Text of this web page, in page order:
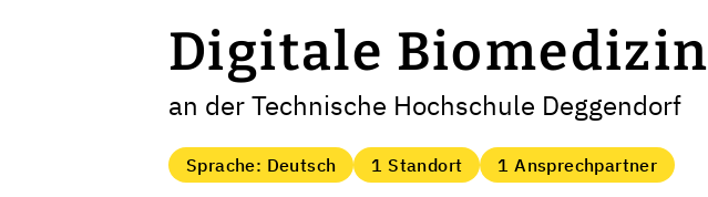
Digitale Biomedizin
an der Technische Hochschule Deggendorf
Sprache: Deutsch 1 Standort 1 Ansprechpartner